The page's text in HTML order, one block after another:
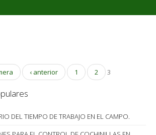
‹ anterior 1 2 3
DEL TIEMPO DE TRABAJO EN EL CAMPO.